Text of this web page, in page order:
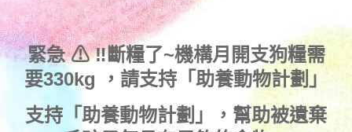
緊急 ⚠ ‼斷糧了~機構月開支狗糧需
要330kg ， 請支持「助養動物計劃」
支持 「助養動物計劃」
，幫助被遺棄